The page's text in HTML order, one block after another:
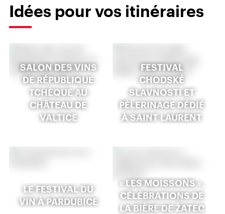
Idées pour vos itinéraires
SALON DES VINS
DE RÉPUBLIQUE
TCHÈQUE AU
CHÂTEAU DE
VALTICE
FESTIVAL
CHODSKÉ
SLAVNOSTI ET
PÈLERINAGE DÉDIÉ
À SAINT LAURENT
LE FESTIVAL DU
VIN À PARDUBICE
« LES MOISSONS »,
CÉLÉBRATIONS DE
LA BIÈRE DE ŽATEC